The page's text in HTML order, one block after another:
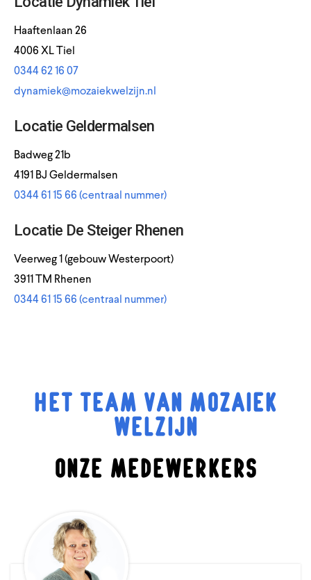
Haaftenlaan 26
4006 XL Tiel
0344 62 16 07
dynamiek@mozaiekwelzijn.nl
Locatie Geldermalsen
Badweg 21b
4191 BJ Geldermalsen
0344 61 15 66 (centraal nummer)
Locatie De Steiger Rhenen
Veerweg 1 (gebouw Westerpoort)
3911 TM Rhenen
0344 61 15 66 (centraal nummer)
HET TEAM VAN MOZAIEK
WELZIJN
ONZE MEDEWERKERS